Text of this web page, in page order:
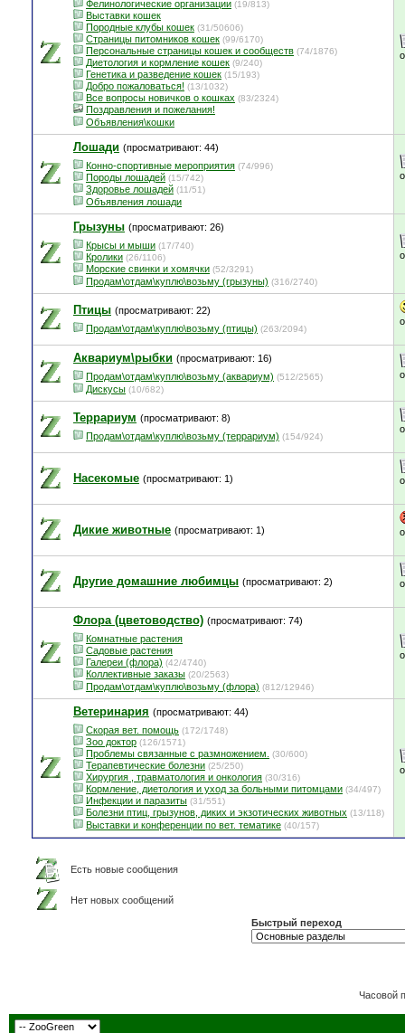
Фелинологические организации (19/813)
Выставки кошек
Породные клубы кошек (31/50606)
Страницы питомников кошек (99/6170)
Персональные страницы кошек и сообществ (74/1876)
Диетология и кормление кошек (9/240)
Генетика и разведение кошек (15/193)
Добро пожаловаться! (13/1032)
Все вопросы новичков о кошках (83/2324)
Поздравления и пожелания!
Объявления\кошки
Лошади (просматривают: 44)
Конно-спортивные мероприятия (74/996)
Породы лошадей (15/742)
Здоровье лошадей (11/51)
Объявления лошади
Грызуны (просматривают: 26)
Крысы и мыши (17/740)
Кролики (26/1106)
Морские свинки и хомячки (52/3291)
Продам\отдам\куплю\возьму (грызуны) (316/2740)
Птицы (просматривают: 22)
Продам\отдам\куплю\возьму (птицы) (263/2094)
Аквариум\рыбки (просматривают: 16)
Продам\отдам\куплю\возьму (аквариум) (512/2565)
Дискусы (10/682)
Террариум (просматривают: 8)
Продам\отдам\куплю\возьму (террариум) (154/924)
Насекомые (просматривают: 1)
Дикие животные (просматривают: 1)
Другие домашние любимцы (просматривают: 2)
Флора (цветоводство) (просматривают: 74)
Комнатные растения
Садовые растения
Галереи (флора) (42/4740)
Коллективные заказы (20/2563)
Продам\отдам\куплю\возьму (флора) (812/12946)
Ветеринария (просматривают: 44)
Скорая вет. помощь (172/1748)
Зоо доктор (126/1571)
Проблемы связанные с размножением. (30/600)
Терапевтические болезни (25/250)
Хирургия , травматология и онкология (30/316)
Кормление, диетология и уход за больными питомцами (34/497)
Инфекции и паразиты (31/551)
Болезни птиц, грызунов, диких и экзотических животных (13/118)
Выставки и конференции по вет. тематике (40/157)
Есть новые сообщения
Нет новых сообщений
Быстрый переход
Часовой